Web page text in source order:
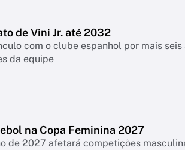
de Vini Jr. até 2032
com o clube espanhol por mais
da equipe
na Copa Feminina 2027
de 2027 afetará competições